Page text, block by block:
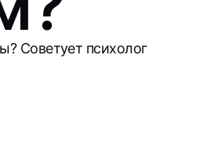
Советует психолог